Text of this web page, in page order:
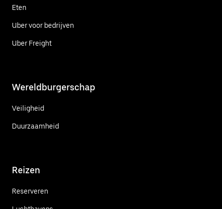
Eten
Uber voor bedrijven
Uber Freight
Wereldburgerschap
Veiligheid
Duurzaamheid
Reizen
Reserveren